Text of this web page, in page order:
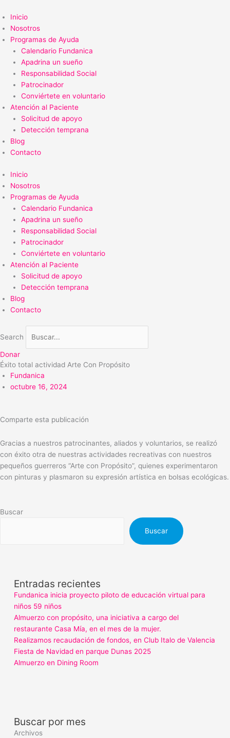
al
contenido
Inicio
Nosotros
Programas de Ayuda
Calendario Fundanica
Apadrina un sueño
Responsabilidad Social
Patrocinador
Conviértete en voluntario
Atención al Paciente
Solicitud de apoyo
Detección temprana
Blog
Contacto
Inicio
Nosotros
Programas de Ayuda
Calendario Fundanica
Apadrina un sueño
Responsabilidad Social
Patrocinador
Conviértete en voluntario
Atención al Paciente
Solicitud de apoyo
Detección temprana
Blog
Contacto
Search
Donar
Éxito total actividad Arte Con Propósito
Fundanica
octubre 16, 2024
Comparte esta publicación
Gracias a nuestros patrocinantes, aliados y voluntarios, se realizó
con éxito otra de nuestras actividades recreativas con nuestros
pequeños guerreros “Arte con Propósito”, quienes experimentaron
con pinturas y plasmaron su expresión artística en bolsas ecológicas.
Buscar
Buscar
Entradas recientes
Fundanica inicia proyecto piloto de educación virtual para
niños 59 niños
Almuerzo con propósito, una iniciativa a cargo del
restaurante Casa Mía, en el mes de la mujer.
Realizamos recaudación de fondos, en Club Italo de Valencia
Fiesta de Navidad en parque Dunas 2025
Almuerzo en Dining Room
Buscar por mes
Archivos